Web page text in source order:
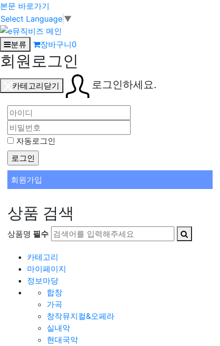
본문 바로가기
Select Language ▼
분류 장바구니0
회원로그인
카테고리닫기 로그인하세요.
자동로그인
회원가입
상품 검색
상품명 필수
카테고리
마이페이지
정보마당
합창
가곡
창작뮤지컬&오페라
실내악
현대국악